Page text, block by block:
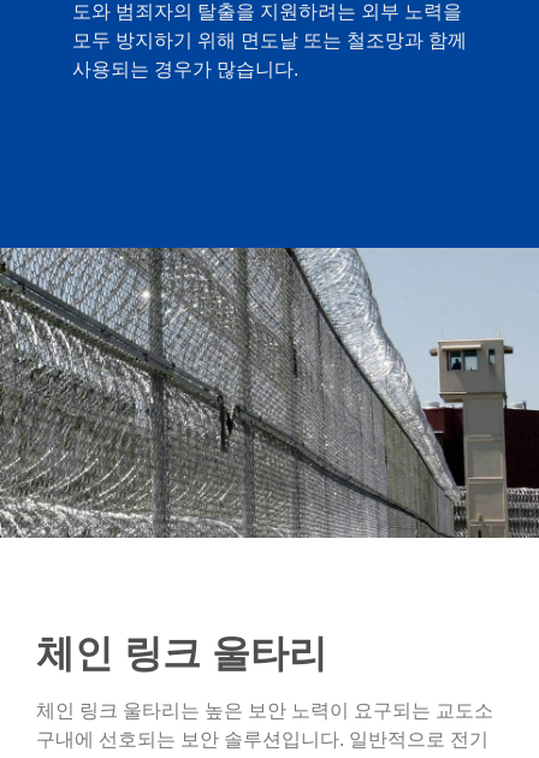
도와 범죄자의 탈출을 지원하려는 외부 노력을
모두 방지하기 위해 면도날 또는 철조망과 함께
사용되는 경우가 많습니다.
체인 링크 울타리
체인 링크 울타리는 높은 보안 노력이 요구되는 교도소
구내에 선호되는 보안 솔루션입니다. 일반적으로 전기